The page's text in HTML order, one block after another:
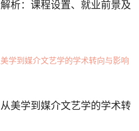
析：课程设置、就业前景及
美学到媒介文艺学的学术转